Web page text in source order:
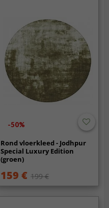
-50%
Rond vloerkleed - Jodhpur
Special Luxury Edition
(groen)
159 € 199 €